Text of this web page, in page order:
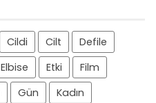
Cildi Cilt
Defile
Elbise Etki
Film
Gün
Kadın